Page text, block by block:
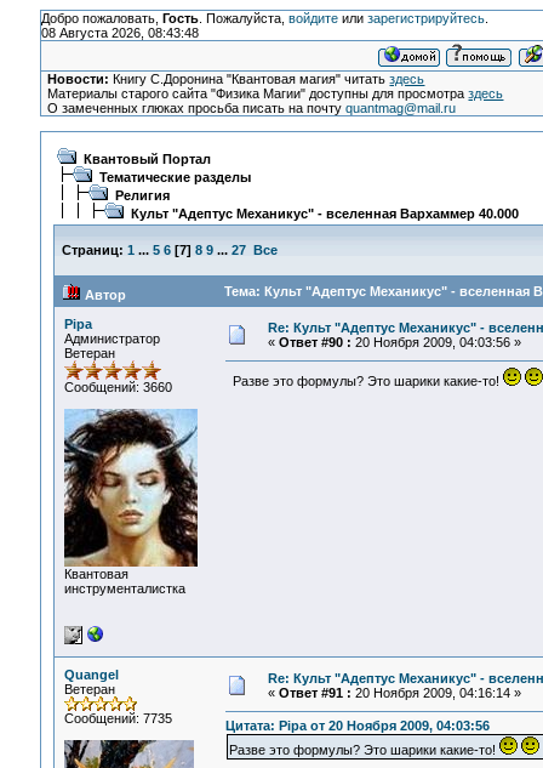
Добро пожаловать, Гость. Пожалуйста, войдитеили зарегистрируйтесь.
08 Августа 2026, 08:43:48
Новости: Книгу С.Доронина "Квантовая магия" читатьздесь
Материалы старого сайта "Физика Магии" доступны для просмотраздесь
О замеченных глюках просьба писать на почтуquantmag@mail.ru
Квантовый Портал
Тематические разделы
Религия
Культ "Адептус Механикус" - вселенная Вархаммер 40.000
Страниц: 1 ... 5 6[7] 8 9 ... 27 Все
Автор Тема: Культ "Адептус Механикус" - вселенная
Pipa
Администратор
Ветеран
Сообщений: 3660
Квантовая
инструменталистка
Re: Культ "Адептус Механикус" -
« Ответ #90 : 20 Ноября 2009, 04:03:56 »
Разве это формулы? Это шарики какие-то!
Quangel
Ветеран
Сообщений: 7735
Re: Культ "Адептус Механикус" -
« Ответ #91 : 20 Ноября 2009, 04:16:14 »
Цитата: Pipa от 20 Ноября 2009, 04:03:56
Разве это формулы? Это шарики какие-то!